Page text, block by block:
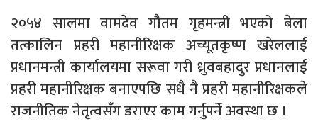
२०५४ सालमा वामदेव गौतम गृहमन्त्री भएको बेला
तत्कालिन प्रहरी महानीरिक्षक अच्यूतकृष्ण खरेललाई
प्रधानमन्त्री कार्यालयमा सरूवा गरी ध्रुवबहादुर प्रधानलाई
प्रहरी महानीरिक्षक बनाएपछि सधै नै प्रहरी महानीरिक्षकले
राजनीतिक नेतृत्वसँग डराएर काम गर्नुपर्ने अवस्था छ ।